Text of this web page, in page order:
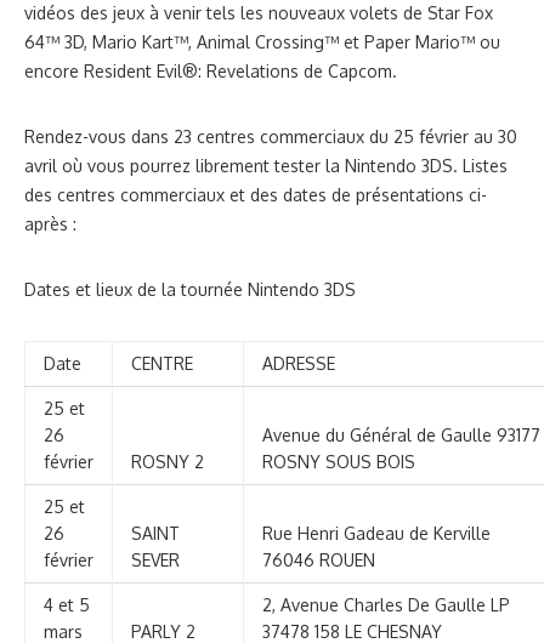
vidéos des jeux à venir tels les nouveaux volets de Star Fox
64™ 3D, Mario Kart™, Animal Crossing™ et Paper Mario™ ou
encore Resident Evil®: Revelations de Capcom.
Rendez-vous dans 23 centres commerciaux du 25 février au 30
avril où vous pourrez librement tester la Nintendo 3DS. Listes
des centres commerciaux et des dates de présentations ci-
après :
Dates et lieux de la tournée Nintendo 3DS
Date CENTRE ADRESSE
25 et
26
février
ROSNY 2
Avenue du Général de Gaulle 93177
ROSNY SOUS BOIS
25 et
26
février
SAINT
SEVER
Rue Henri Gadeau de Kerville
76046 ROUEN
4 et 5
mars
PARLY 2
2, Avenue Charles De Gaulle LP
37478 158 LE CHESNAY